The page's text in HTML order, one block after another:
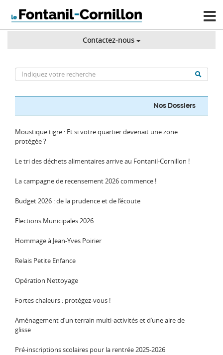
Contactez-nous
Nos Dossiers
Moustique tigre : Et si votre quartier devenait une zone
protégée ?
Le tri des déchets alimentaires arrive au Fontanil-Cornillon !
La campagne de recensement 2026 commence !
Budget 2026 : de la prudence et de l’écoute
Elections Municipales 2026
Hommage à Jean-Yves Poirier
Relais Petite Enfance
Opération Nettoyage
Fortes chaleurs : protégez-vous !
Aménagement d’un terrain multi-activités et d’une aire de
glisse
Pré-inscriptions scolaires pour la rentrée 2025-2026